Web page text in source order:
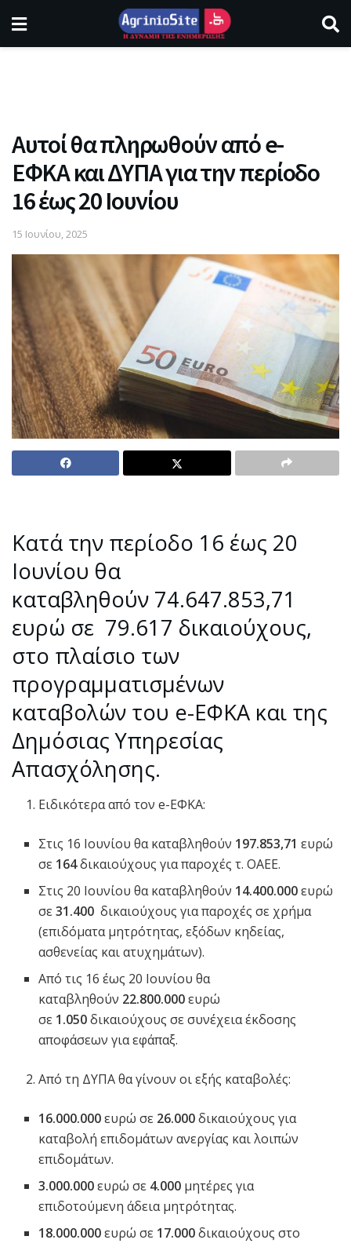
Αυτοί θα πληρωθούν από e-
ΕΦΚΑ και ΔΥΠΑ για την περίοδο
16 έως 20 Ιουνίου
15 Ιουνίου, 2025
Κατά την περίοδο 16 έως 20
Ιουνίου θα
καταβληθούν 74.647.853,71
ευρώ σε 79.617 δικαιούχους,
στο πλαίσιο των
προγραμματισμένων
καταβολών του e-ΕΦΚΑ και της
Δημόσιας Υπηρεσίας
Απασχόλησης.
Ειδικότερα από τον e-ΕΦΚΑ:
Στις 16 Ιουνίου θα καταβληθούν 197.853,71 ευρώ
σε 164δικαιούχους για παροχές τ. ΟΑΕΕ.
Στις 20 Ιουνίου θα καταβληθούν 14.400.000ευρώ
σε31.400 δικαιούχους για παροχές σε χρήμα
(επιδόματα μητρότητας, εξόδων κηδείας,
ασθενείας και ατυχημάτων).
Από τις 16 έως 20 Ιουνίου θα
καταβληθούν 22.800.000ευρώ
σε 1.050δικαιούχους σε συνέχεια έκδοσης
αποφάσεων για εφάπαξ.
Από τη ΔΥΠΑ θα γίνουν οι εξής καταβολές:
16.000.000ευρώ σε 26.000δικαιούχους για
καταβολή επιδομάτων ανεργίας και λοιπών
επιδομάτων.
3.000.000ευρώ σε 4.000 μητέρες για
επιδοτούμενη άδεια μητρότητας.
18.000.000ευρώ σε 17.000δικαιούχους στο